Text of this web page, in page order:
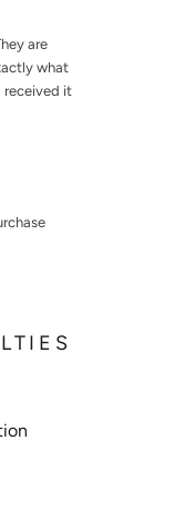
are
what
received it